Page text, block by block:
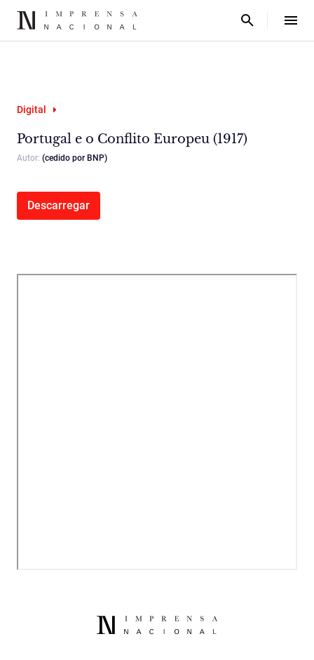
Digital
Portugal e o Conflito Europeu (1917)
Autor: (cedido por BNP)
Descarregar